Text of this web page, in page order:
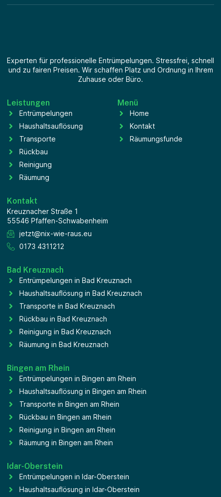
Experten für professionelle Entrümpelungen. Stressfrei, schnell
und zu fairen Preisen. Wir schaffen Platz und Ordnung in Ihrem
Zuhause oder Büro.
Leistungen
Entrümpelungen
Haushaltsauflösung
Transporte
Rückbau
Reinigung
Räumung
Menü
Home
Kontakt
Räumungsfunde
Kontakt
Kreuznacher Straße 1
55546 Pfaffen-Schwabenheim
jetzt@nix-wie-raus.eu
0173 4311212
Bad Kreuznach
Entrümpelungen in Bad Kreuznach
Haushaltsauflösung in Bad Kreuznach
Transporte in Bad Kreuznach
Rückbau in Bad Kreuznach
Reinigung in Bad Kreuznach
Räumung in Bad Kreuznach
Bingen am Rhein
Entrümpelungen in Bingen am Rhein
Haushaltsauflösung in Bingen am Rhein
Transporte in Bingen am Rhein
Rückbau in Bingen am Rhein
Reinigung in Bingen am Rhein
Räumung in Bingen am Rhein
Idar-Oberstein
Entrümpelungen in Idar-Oberstein
Haushaltsauflösung in Idar-Oberstein